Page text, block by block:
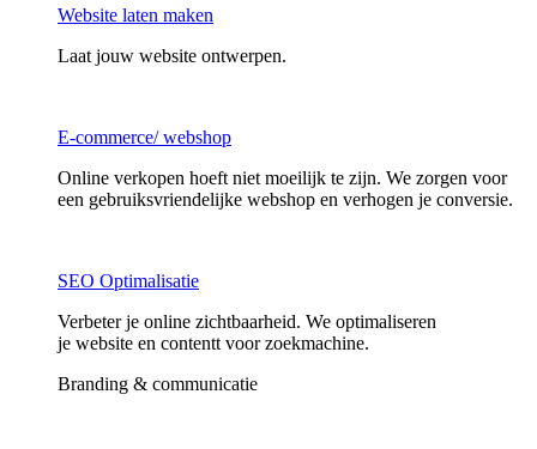
Website laten maken
Laat jouw website ontwerpen.
E-commerce/ webshop
Online verkopen hoeft niet moeilijk te zijn. We zorgen voor
een gebruiksvriendelijke webshop en verhogen je conversie.
SEO Optimalisatie
Verbeter je online zichtbaarheid. We optimaliseren
je website en contentt voor zoekmachine.
Branding & communicatie